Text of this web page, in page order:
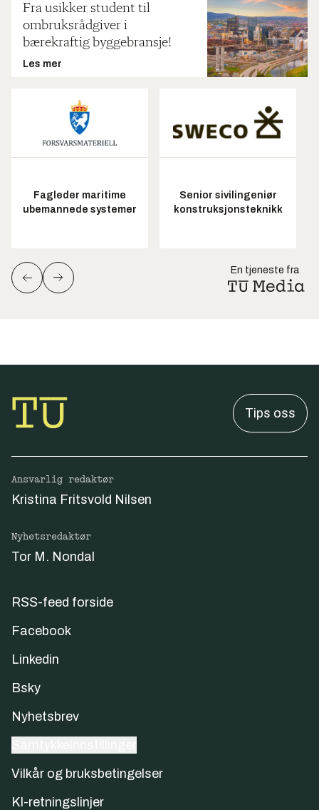
Fra usikker student til
ombruksrådgiver i
bærekraftig byggebransje!
Les mer
Fagleder maritime
ubemannede systemer
Senior sivilingeniør
konstruksjonsteknikk
En tjeneste fra
Tips oss
Ansvarlig redaktør
Kristina Fritsvold Nilsen
Nyhetsredaktør
Tor M. Nondal
RSS-feed forside
Facebook
Linkedin
Bsky
Nyhetsbrev
Vilkår og bruksbetingelser
KI-retningslinjer